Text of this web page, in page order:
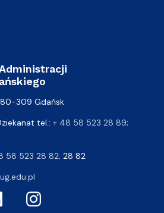
80-309 Gdańsk
tel.: + 48 58 523 28 89;
58 523 28 82; 28 82